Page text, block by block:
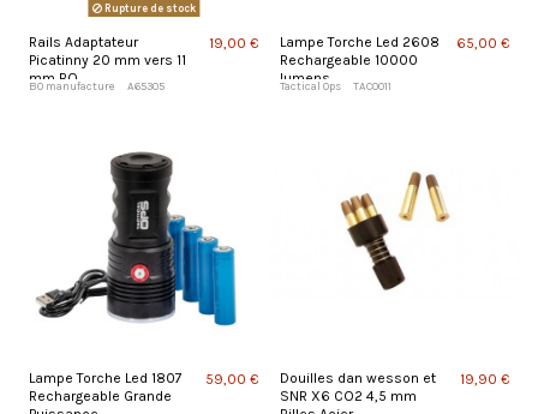
Rupture de stock
Rails Adaptateur
Picatinny 20 mm vers 11
mm BO
BO manufacture A65305
19,00 €
Lampe Torche Led 2608
Rechargeable 10000
lumens
Tactical Ops TAC0011
65,00 €
Lampe Torche Led 1807
Rechargeable Grande
59,00 €
Douilles dan wesson et
SNR X6 CO2 4,5 mm
19,90 €